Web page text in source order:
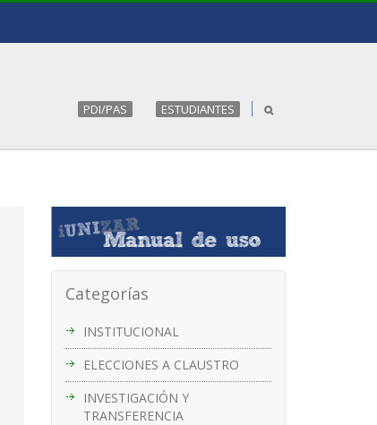
PDI/PAS ESTUDIANTES
Categorías
INSTITUCIONAL
ELECCIONES A CLAUSTRO
INVESTIGACIÓN Y
TRANSFERENCIA